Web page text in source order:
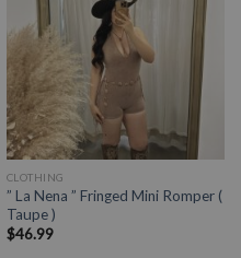
CLOTHING
” La Nena ” Fringed Mini Romper (
Taupe )
$46.99